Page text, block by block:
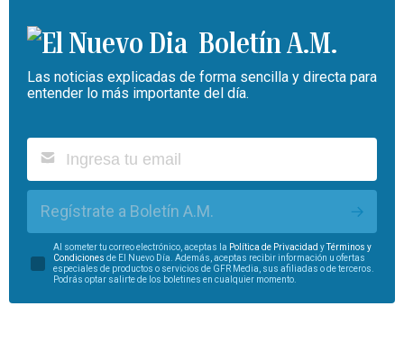
Boletín A.M.
Las noticias explicadas de forma sencilla y directa para
entender lo más importante del día.
Regístrate a Boletín A.M.
Al someter tu correo electrónico, aceptas la Política de Privacidad yTérminos y
Condiciones de El Nuevo Día. Además, aceptas recibir información u ofertas
especiales de productos o servicios de GFR Media, sus afiliadas o de terceros.
Podrás optar salirte de los boletines en cualquier momento.